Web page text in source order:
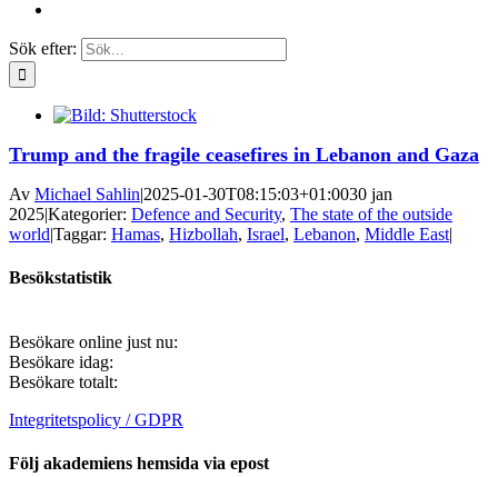
Sök efter:
Trump and the fragile ceasefires in Lebanon and Gaza
Av Michael Sahlin|2025-01-30T08:15:03+01:0030 jan
2025|Kategorier: Defence and Security, The state of the outside
world|Taggar: Hamas, Hizbollah, Israel, Lebanon, Middle East|
Besökstatistik
Besökare online just nu:
Besökare idag:
Besökare totalt:
Integritetspolicy / GDPR
Följ akademiens hemsida via epost